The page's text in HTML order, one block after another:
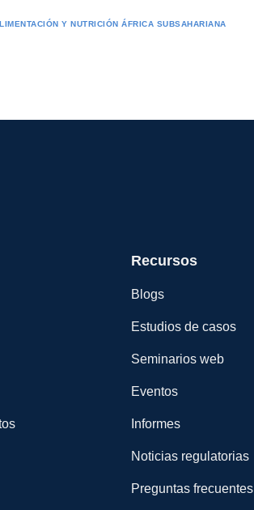
Y NUTRICIÓN ÁFRICA SUBSAHARIANA
Recursos
Blogs
Estudios de casos
Seminarios web
Eventos
Informes
Noticias regulatorias
Preguntas frecuentes